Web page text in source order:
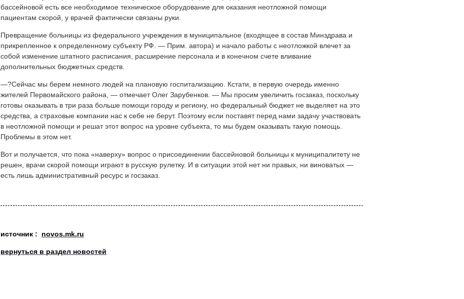
бассейновой есть все необходимое техническое оборудование для оказания неотложной помощи
пациентам скорой, у врачей фактически связаны руки.
Превращение больницы из федерального учреждения в муниципальное (входящее в состав Минздрава и
прикрепленное к определенному субъекту РФ. — Прим. автора) и начало работы с неотложкой влечет за
собой изменение штатного расписания, расширение персонала и в конечном счете вливание
дополнительных бюджетных средств.
—?Сейчас мы берем немного людей на плановую госпитализацию. Кстати, в первую очередь именно
жителей Первомайского района, — отмечает Олег Зарубенков. — Мы просим увеличить госзаказ, поскольку
готовы оказывать в три раза больше помощи городу и региону, но федеральный бюджет не выделяет на это
средства, а страховые компании нас к себе не берут. Поэтому если поставят перед нами задачу участвовать
в неотложной помощи и решат этот вопрос на уровне субъекта, то мы будем оказывать такую помощь.
Проблемы в этом нет.
Вот и получается, что пока «наверху» вопрос о присоединении бассейновой больницы к муниципалитету не
решен, врачи скорой помощи играют в русскую рулетку. И в ситуации этой нет ни правых, ни виноватых —
есть лишь административный ресурс и госзаказ.
источник : novos.mk.ru
вернуться в раздел новостей